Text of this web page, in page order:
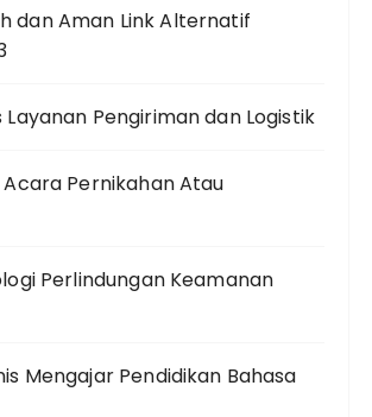
dan Aman Link Alternatif
Layanan Pengiriman dan Logistik
Acara Pernikahan Atau
Perlindungan Keamanan
Mengajar Pendidikan Bahasa